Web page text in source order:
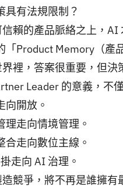
具有法規限制？
賴的產品脈絡之上，AI
「Product Memory（產
裡，答案很重要，但決
Leader 的意義，不
開放。
走向情境管理。
走向數位主線。
走向 AI 治理。
競爭，將不再是誰擁有